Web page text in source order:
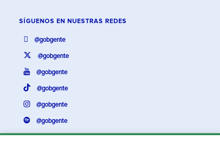
SÍGUENOS EN NUESTRAS REDES
@gobgente
@gobgente
@gobgente
@gobgente
@gobgente
@gobgente